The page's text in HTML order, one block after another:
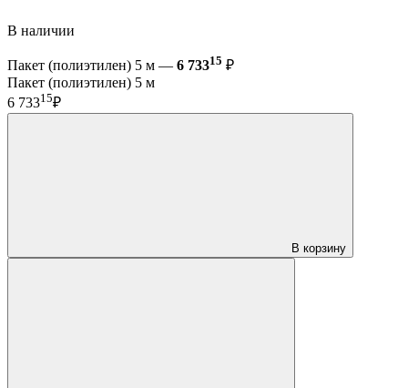
В наличии
Пакет (полиэтилен) 5 м — 6 73315 ₽
Пакет (полиэтилен) 5 м
6 73315₽
В корзину